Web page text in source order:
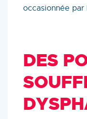
occasionnée par
DES